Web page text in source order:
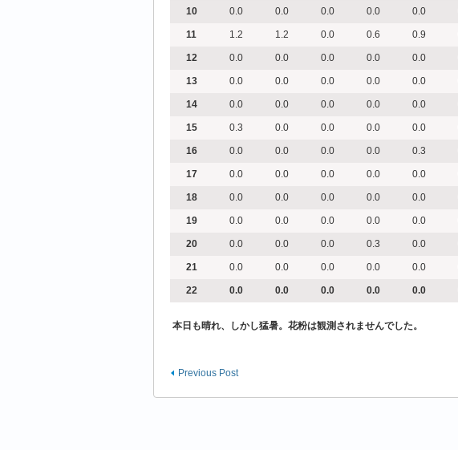
10 0.0 0.0 0.0 0.0 0.0
11 1.2 1.2 0.0 0.6 0.9
12 0.0 0.0 0.0 0.0 0.0
13 0.0 0.0 0.0 0.0 0.0
14 0.0 0.0 0.0 0.0 0.0
15 0.3 0.0 0.0 0.0 0.0
16 0.0 0.0 0.0 0.0 0.3
17 0.0 0.0 0.0 0.0 0.0
18 0.0 0.0 0.0 0.0 0.0
19 0.0 0.0 0.0 0.0 0.0
20 0.0 0.0 0.0 0.3 0.0
21 0.0 0.0 0.0 0.0 0.0
22 0.0 0.0 0.0 0.0 0.0
本日も晴れ、しかし猛暑。花粉は観測されませんでした。
Previous Post